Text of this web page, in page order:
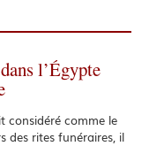
l’Égypte
considéré comme le
des rites funéraires, il